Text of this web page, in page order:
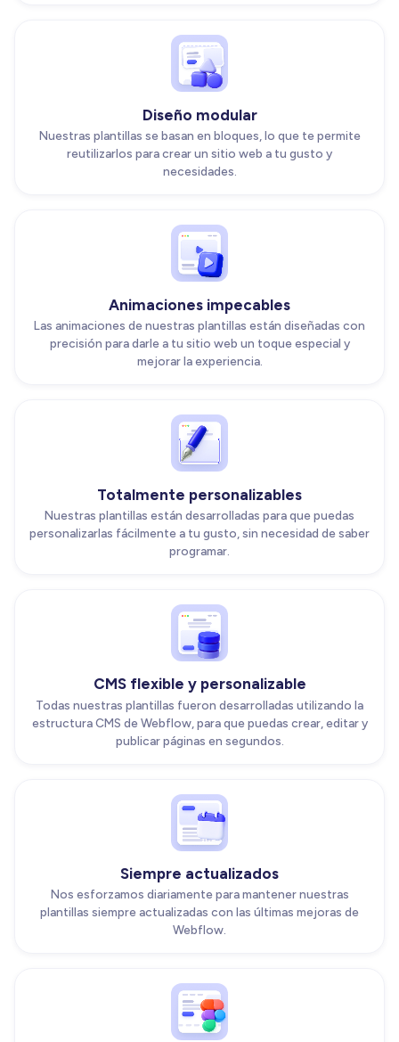
Diseño modular
Nuestras plantillas se basan en bloques, lo que te permite
reutilizarlos para crear un sitio web a tu gusto y
necesidades.
Animaciones impecables
Las animaciones de nuestras plantillas están diseñadas con
precisión para darle a tu sitio web un toque especial y
mejorar la experiencia.
Totalmente personalizables
Nuestras plantillas están desarrolladas para que puedas
personalizarlas fácilmente a tu gusto, sin necesidad de saber
programar.
CMS flexible y personalizable
Todas nuestras plantillas fueron desarrolladas utilizando la
estructura CMS de Webflow, para que puedas crear, editar y
publicar páginas en segundos.
Siempre actualizados
Nos esforzamos diariamente para mantener nuestras
plantillas siempre actualizadas con las últimas mejoras de
Webflow.